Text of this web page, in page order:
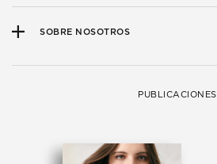
SOBRE NOSOTROS
PUBLICACIONES